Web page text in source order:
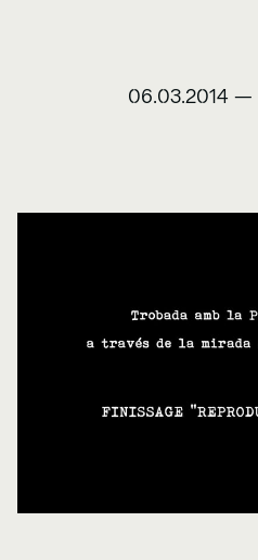
06.03.2014 —